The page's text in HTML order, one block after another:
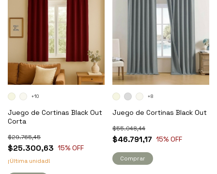
Juego de Cortinas Black Out
Corta
$25.300,63
$29.765,45
15% OFF
¡Última unidad!
+10
Juego de Cortinas Black Out
$46.791,17
$55.048,44
15% OFF
+8
Comprar